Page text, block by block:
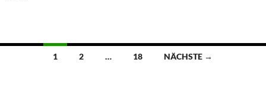
Beitragsnavigation
1 2 … 18 NÄCHSTE →